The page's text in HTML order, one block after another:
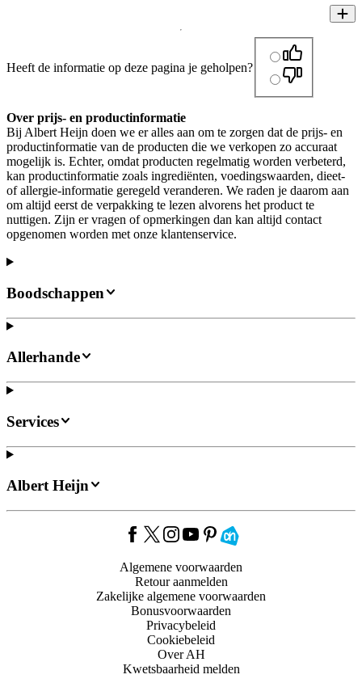
Heeft de informatie op deze pagina je geholpen?
Over prijs- en productinformatie
Bij Albert Heijn doen we er alles aan om te zorgen dat de prijs- en
productinformatie van de producten die we verkopen zo accuraat
mogelijk is. Echter, omdat producten regelmatig worden verbeterd,
kan productinformatie zoals ingrediënten, voedingswaarden, dieet-
of allergie-informatie geregeld veranderen. We raden je daarom aan
om altijd eerst de verpakking te lezen alvorens het product te
nuttigen. Zijn er vragen of opmerkingen dan kan altijd contact
opgenomen worden met onze klantenservice.
Boodschappen
Allerhande
Services
Albert Heijn
Algemene voorwaarden
Retour aanmelden
Zakelijke algemene voorwaarden
Bonusvoorwaarden
Privacybeleid
Cookiebeleid
Over AH
Kwetsbaarheid melden